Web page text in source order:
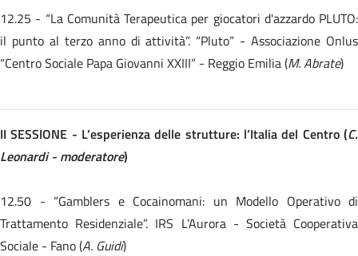
12.25 - “La Comunità Terapeutica per giocatori d'azzardo PLUTO:
il punto al terzo anno di attività”. “Pluto” - Associazione Onlus
“Centro Sociale Papa Giovanni XXIII” - Reggio Emilia (M. Abrate)
II SESSIONE - L’esperienza delle strutture: l’Italia del Centro (C.
Leonardi - moderatore)
12.50 - “Gamblers e Cocainomani: un Modello Operativo di
Trattamento Residenziale”. IRS L’Aurora - Società Cooperativa
Sociale - Fano (A. Guidi)